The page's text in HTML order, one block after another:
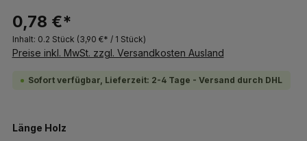
0,78 €*
Inhalt: 0.2 Stück (3,90 €* / 1 Stück)
Preise inkl. MwSt. zzgl. Versandkosten Ausland
Sofort verfügbar, Lieferzeit: 2-4 Tage - Versand durch DHL
Länge Holzauswählen